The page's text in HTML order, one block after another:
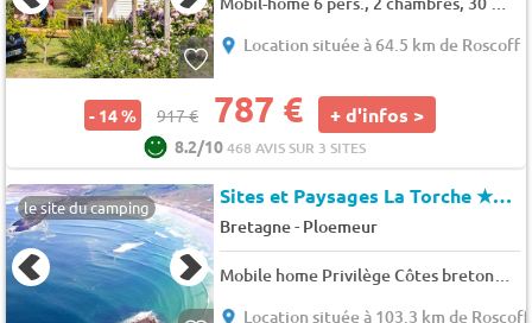
Location située à 64.5 km de Roscoff
- 14 % 917 € 787 € + d'infos >
8.2/10468 AVIS SUR 3 SITES
le site du camping Sites et Paysages La Torche★★★
Bretagne- Ploemeur
Location située à 103.3 km de Roscoff